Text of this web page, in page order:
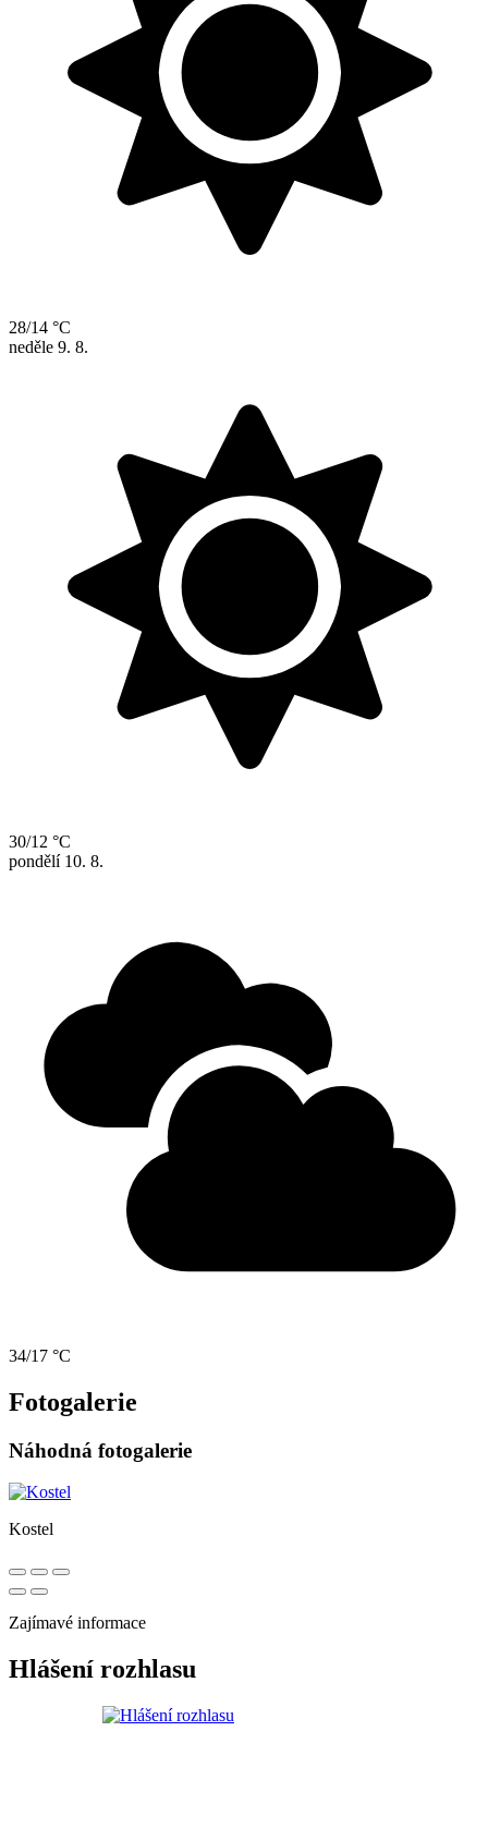
28/14 °C
neděle 9. 8.
30/12 °C
pondělí 10. 8.
34/17 °C
Fotogalerie
Náhodná fotogalerie
Kostel
Zajímavé informace
Hlášení rozhlasu